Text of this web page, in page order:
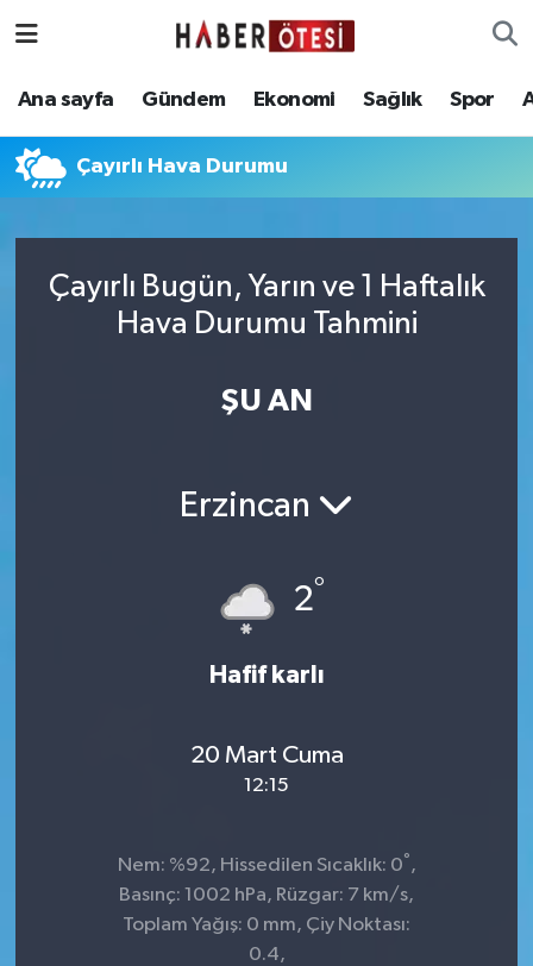
Ana sayfa Gündem Ekonomi Sağlık Spor
Çayırlı Hava Durumu
Çayırlı Bugün, Yarın ve 1 Haftalık
Hava Durumu Tahmini
ŞU AN
Erzincan
2°
Hafif karlı
20 Mart Cuma
12:15
Nem: %92, Hissedilen Sıcaklık: 0° ,
Basınç: 1002 hPa, Rüzgar: 7 km/s,
Toplam Yağış: 0 mm, Çiy Noktası:
0.4,
Ana sayfa
Sağlık
Eskişehir Nöbetçi Eczaneler
Eskişehir Trafik Yoğunluk Haritası
Süper Lig Puan Durumu ve Fikstür